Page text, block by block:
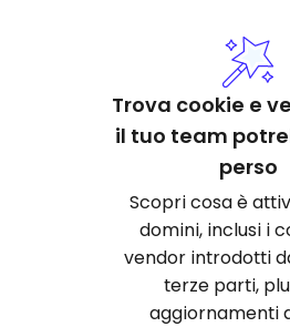
Trova cookie e
il tuo team
perso
Scopri cosa è
domini, inclusi i
vendor introdotti
terze parti,
aggiornamenti